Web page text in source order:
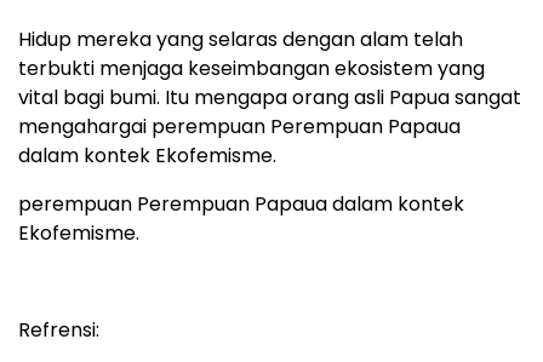
Hidup mereka yang selaras dengan alam telah
terbukti menjaga keseimbangan ekosistem yang
vital bagi bumi. Itu mengapa orang asli Papua sangat
mengahargai perempuan Perempuan Papaua
dalam kontek Ekofemisme.
perempuan Perempuan Papaua dalam kontek
Ekofemisme.
Refrensi: